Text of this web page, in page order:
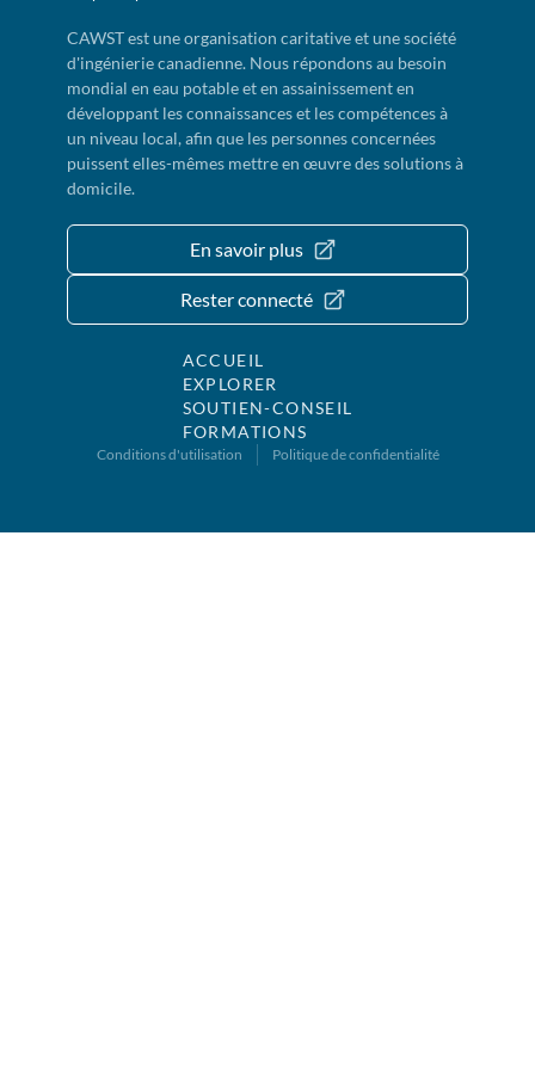
CAWST est une organisation caritative et une société
d'ingénierie canadienne. Nous répondons au besoin
mondial en eau potable et en assainissement en
développant les connaissances et les compétences à
un niveau local, afin que les personnes concernées
puissent elles-mêmes mettre en œuvre des solutions à
domicile.
En savoir plus
Rester connecté
ACCUEIL
EXPLORER
SOUTIEN-CONSEIL
FORMATIONS
Conditions d'utilisation Politique de confidentialité